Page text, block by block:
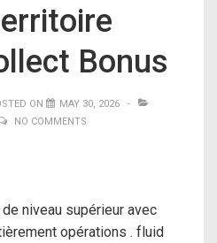
Bonus
ON
MAY 30, 2026
NO COMMENTS
niveau supérieur avec
opérations . fluid